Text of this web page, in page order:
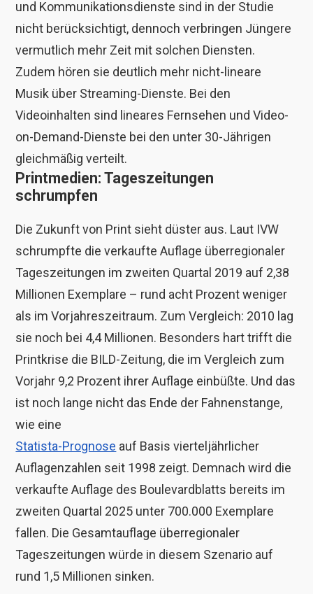
und Kommunikationsdienste sind in der Studie
nicht berücksichtigt, dennoch verbringen Jüngere
vermutlich mehr Zeit mit solchen Diensten.
Zudem hören sie deutlich mehr nicht-lineare
Musik über Streaming-Dienste. Bei den
Videoinhalten sind lineares Fernsehen und Video-
on-Demand-Dienste bei den unter 30-Jährigen
gleichmäßig verteilt.
Printmedien: Tageszeitungen
schrumpfen
Die Zukunft von Print sieht düster aus. Laut IVW
schrumpfte die verkaufte Auflage überregionaler
Tageszeitungen im zweiten Quartal 2019 auf 2,38
Millionen Exemplare – rund acht Prozent weniger
als im Vorjahreszeitraum. Zum Vergleich: 2010 lag
sie noch bei 4,4 Millionen. Besonders hart trifft die
Printkrise die BILD-Zeitung, die im Vergleich zum
Vorjahr 9,2 Prozent ihrer Auflage einbüßte. Und das
ist noch lange nicht das Ende der Fahnenstange,
wie eine
Statista-Prognose auf Basis vierteljährlicher
Auflagenzahlen seit 1998 zeigt. Demnach wird die
verkaufte Auflage des Boulevardblatts bereits im
zweiten Quartal 2025 unter 700.000 Exemplare
fallen. Die Gesamtauflage überregionaler
Tageszeitungen würde in diesem Szenario auf
rund 1,5 Millionen sinken.